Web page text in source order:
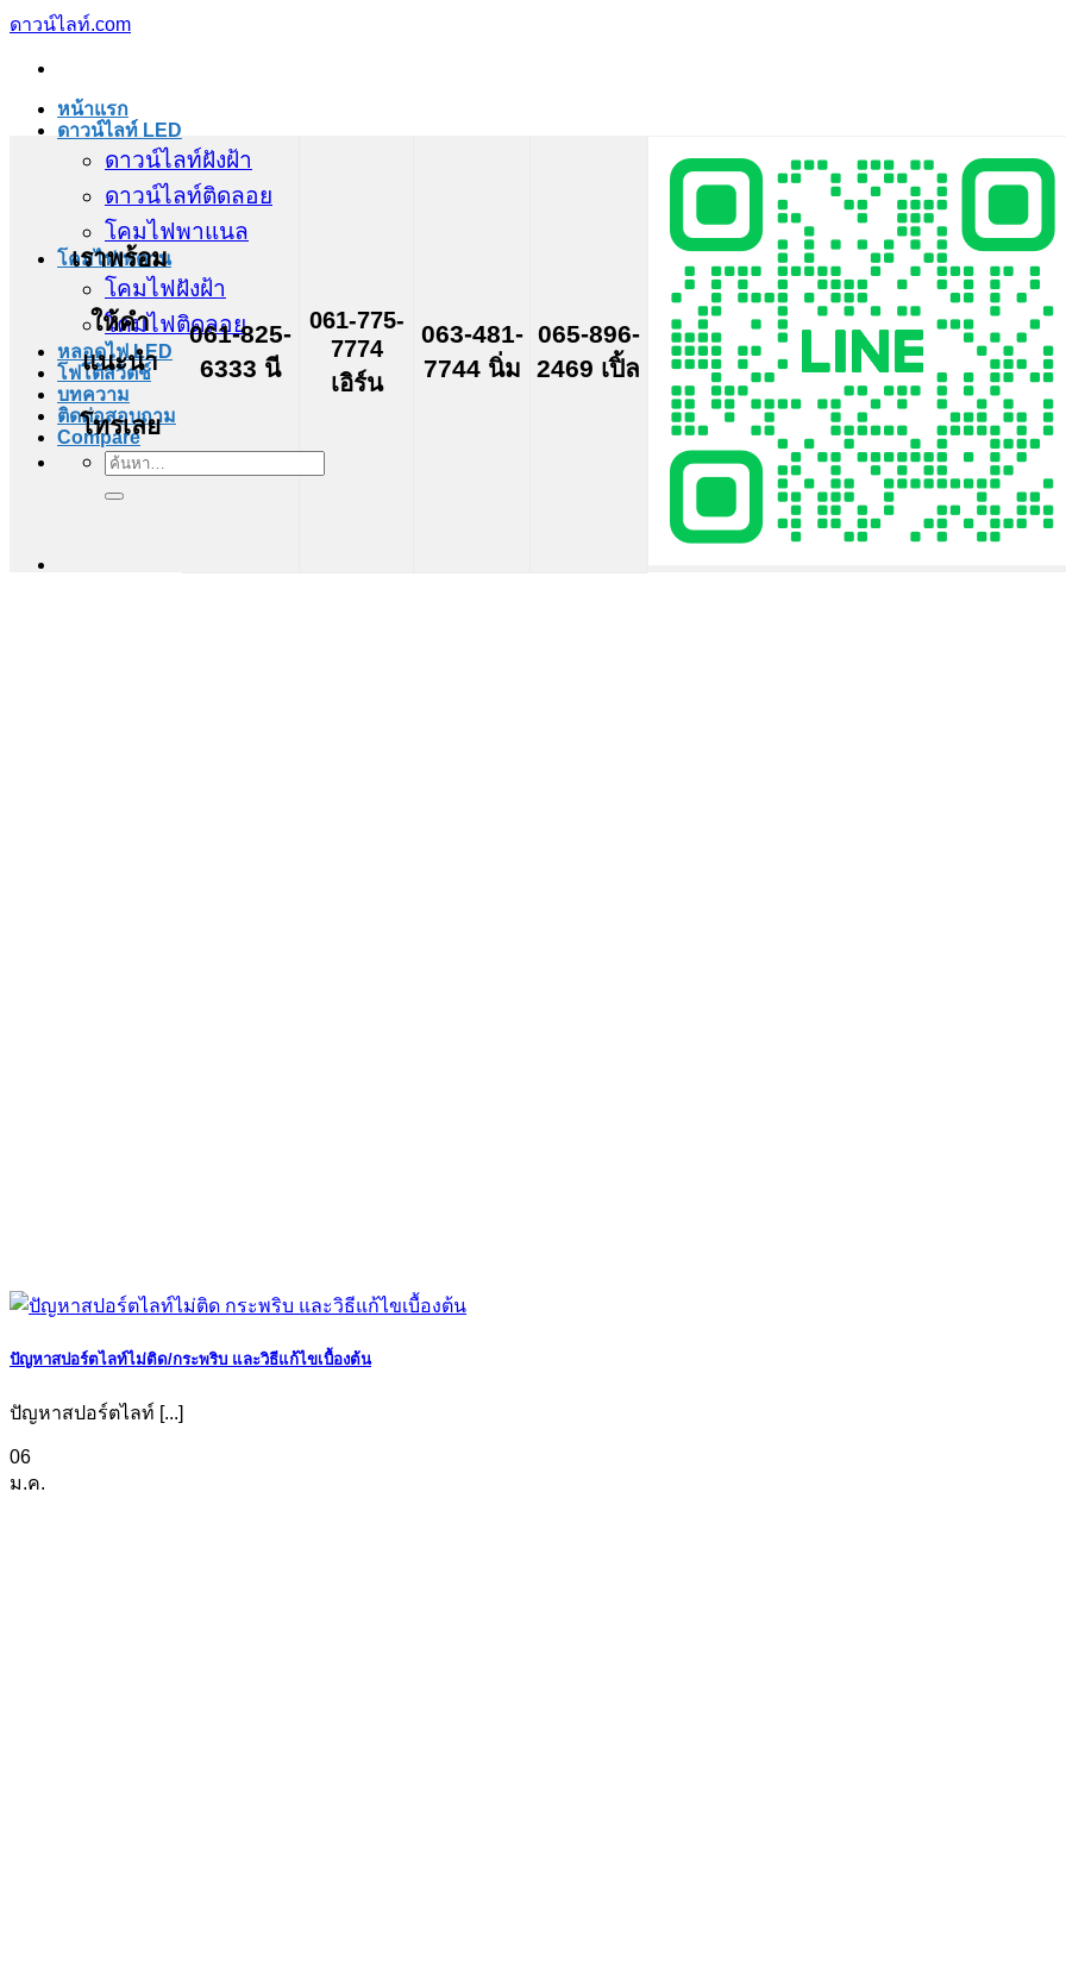
ข้าม
เนื้อหา
ดาวน์ไลท์.com
หน้าแรก
ดาวน์ไลท์ LED
ดาวน์ไลท์ฝังฝ้า
ดาวน์ไลท์ติดลอย
โคมไฟพาแนล
โคมไฟเพดาน
โคมไฟฝังฝ้า
โคมไฟติดลอย
หลอดไฟ LED
โฟโต้สวิตช์
บทความ
ติดต่อสอบถาม
Compare
ค้นหา:
เราพร้อม
ให้คำ
แนะนำ
โทรเลย
061-825-
6333 นี
061-775-
7774
เอิร์น
063-481-
7744 นิ่ม
065-896-
2469 เปิ้ล
ปัญหาสปอร์ตไลท์ไม่ติด/กระพริบ และวิธีแก้ไขเบื้องต้น
ปัญหาสปอร์ตไลท์ [...]
06
ม.ค.